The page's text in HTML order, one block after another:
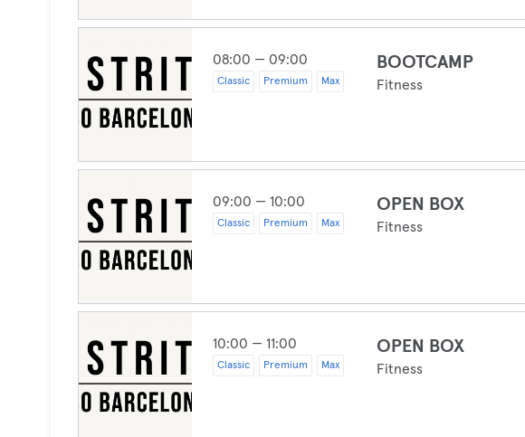
08:00 — 09:00
Classic Premium Max
BOOTCAMP
Fitness
09:00 — 10:00
Classic Premium Max
OPEN BOX
Fitness
10:00 — 11:00
Classic Premium Max
OPEN BOX
Fitness